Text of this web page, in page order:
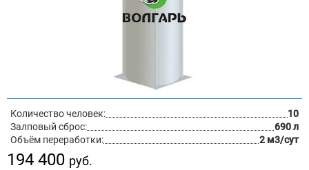
Количество человек:
10
Залповый сброс:
690 л
Объём переработки:
2 м3/сут
194 400 руб.